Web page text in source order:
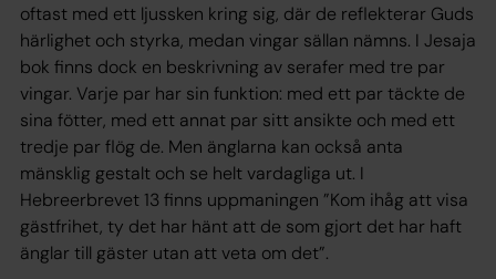
oftast med ett ljussken kring sig, där de reflekterar Guds
härlighet och styrka, medan vingar sällan nämns. I Jesaja
bok finns dock en beskrivning av serafer med tre par
vingar. Varje par har sin funktion: med ett par täckte de
sina fötter, med ett annat par sitt ansikte och med ett
tredje par flög de. Men änglarna kan också anta
mänsklig gestalt och se helt vardagliga ut. I
Hebreerbrevet 13 finns uppmaningen ”Kom ihåg att visa
gästfrihet, ty det har hänt att de som gjort det har haft
änglar till gäster utan att veta om det”.